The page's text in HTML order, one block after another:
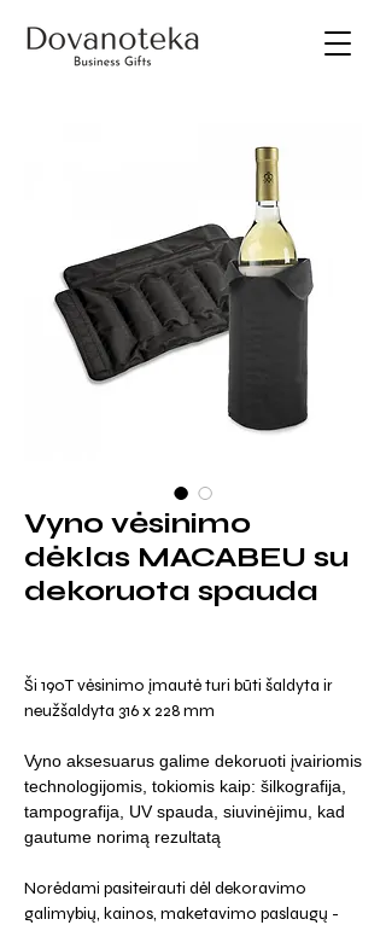
Vyno vėsinimo
dėklas MACABEU su
dekoruota spauda
Ši 190T vėsinimo įmautė turi būti šaldyta ir
neužšaldyta 316 x 228 mm
Vyno aksesuarus galime dekoruoti įvairiomis
technologijomis, tokiomis kaip: šilkografija,
tampografija, UV spauda, siuvinėjimu, kad
gautume norimą rezultatą
Norėdami pasiteirauti dėl dekoravimo
galimybių, kainos, maketavimo paslaugų -